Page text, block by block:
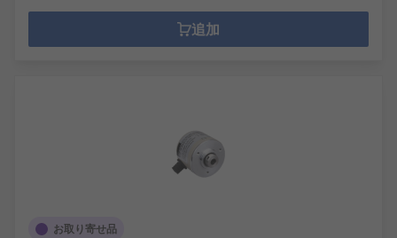
追加
お取り寄せ品